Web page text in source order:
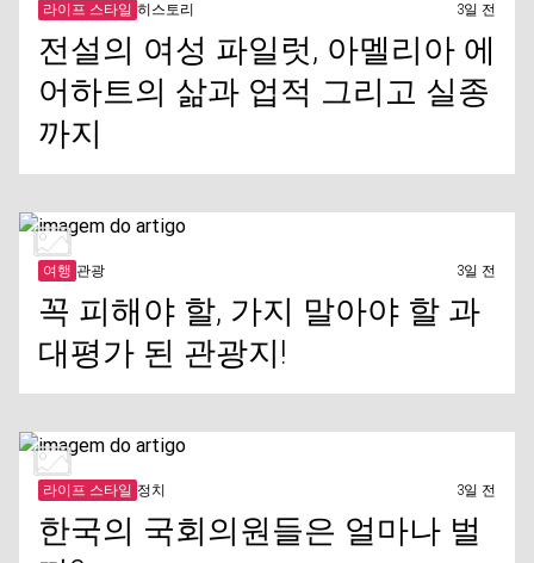
라이프 스타일 히스토리 3일 전
전설의 여성 파일럿, 아멜리아 에
어하트의 삶과 업적 그리고 실종
까지
여행 관광 3일 전
꼭 피해야 할, 가지 말아야 할 과
대평가 된 관광지!
라이프 스타일 정치 3일 전
한국의 국회의원들은 얼마나 벌